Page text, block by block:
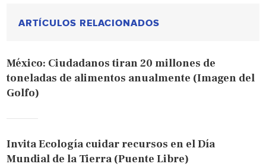
ARTÍCULOS RELACIONADOS
México: Ciudadanos tiran 20 millones de
toneladas de alimentos anualmente (Imagen del
Golfo)
Invita Ecología cuidar recursos en el Día
Mundial de la Tierra (Puente Libre)